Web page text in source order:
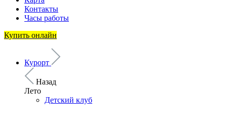
Контакты
Часы работы
Купить онлайн
Курорт
Назад
Лето
Детский клуб